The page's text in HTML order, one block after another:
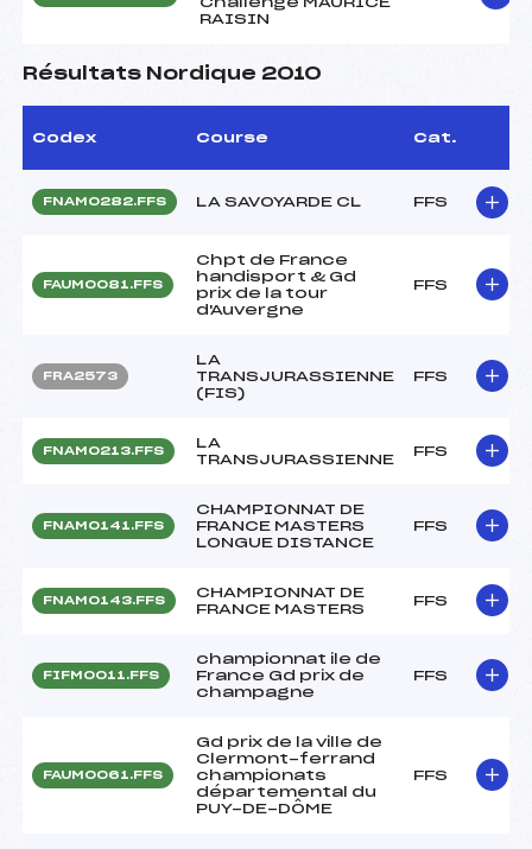
RAISIN
Résultats Nordique 2010
Codex Course Cat.
FNAM0282.FFS LA SAVOYARDE CL FFS
FAUM0081.FFS
Chpt de France
handisport & Gd
prix de la tour
d'Auvergne
FFS
FRA2573
LA
TRANSJURASSIENNE
(FIS)
FFS
FNAM0213.FFS
LA
TRANSJURASSIENNE
FFS
FNAM0141.FFS
CHAMPIONNAT DE
FRANCE MASTERS
LONGUE DISTANCE
FFS
FNAM0143.FFS
CHAMPIONNAT DE
FRANCE MASTERS
FFS
FIFM0011.FFS
championnat ile de
France Gd prix de
champagne
FFS
FAUM0061.FFS
Gd prix de la ville de
Clermont-ferrand
championats
départemental du
PUY-DE-DÔME
FFS